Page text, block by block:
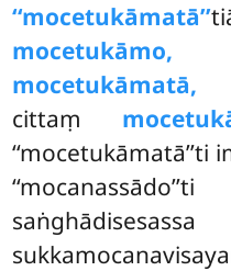
‘‘mocetukāmatā’’
mocetukāmo,
mocetukāmatā,
cittaṃ